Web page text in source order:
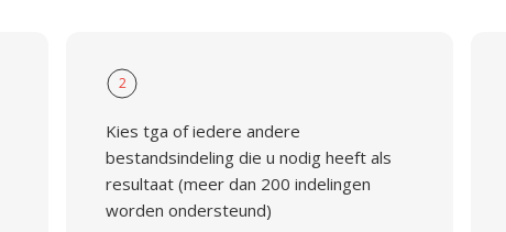
2
Kies tga of iedere andere
bestandsindeling die u nodig heeft als
resultaat (meer dan 200 indelingen
worden ondersteund)